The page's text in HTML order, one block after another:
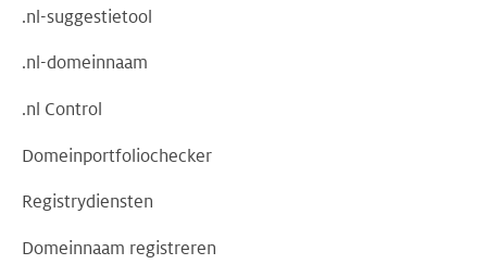
.nl-suggestietool
.nl-domeinnaam
.nl Control
Domeinportfoliochecker
Registrydiensten
Domeinnaam registreren